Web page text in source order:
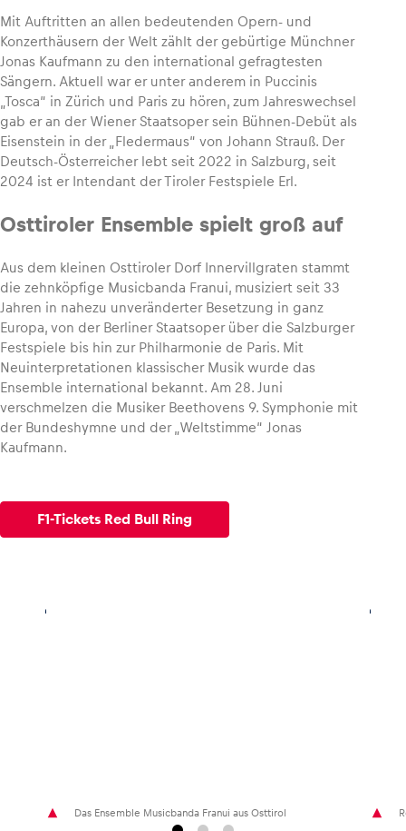
Glossar
Alle anzeigen
Mit Auftritten an allen bedeutenden Opern- und
Konzerthäusern der Welt zählt der gebürtige Münchner
Jonas Kaufmann zu den international gefragtesten
Sängern. Aktuell war er unter anderem in Puccinis
„Tosca“ in Zürich und Paris zu hören, zum Jahreswechsel
gab er an der Wiener Staatsoper sein Bühnen-Debüt als
Eisenstein in der „Fledermaus“ von Johann Strauß. Der
Deutsch-Österreicher lebt seit 2022 in Salzburg, seit
2024 ist er Intendant der Tiroler Festspiele Erl.
Osttiroler Ensemble spielt groß auf
Aus dem kleinen Osttiroler Dorf Innervillgraten stammt
die zehnköpfige Musicbanda Franui, musiziert seit 33
Jahren in nahezu unveränderter Besetzung in ganz
Europa, von der Berliner Staatsoper über die Salzburger
Festspiele bis hin zur Philharmonie de Paris. Mit
Neuinterpretationen klassischer Musik wurde das
Ensemble international bekannt. Am 28. Juni
verschmelzen die Musiker Beethovens 9. Symphonie mit
der Bundeshymne und der „Weltstimme“ Jonas
Kaufmann.
F1-Tickets Red Bull Ring
Das Ensemble Musicbanda Franui aus Osttirol